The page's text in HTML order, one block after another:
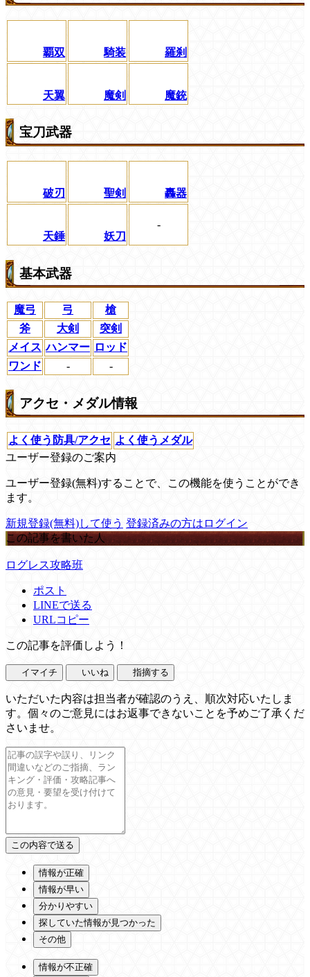
覇双 騎装 羅刹
天翼 魔剣 魔銃
宝刀武器
破刃 聖剣 轟器
天錘 妖刀
-
基本武器
魔弓 弓
槍
斧
大剣
突剣
メイス ハンマー ロッド
ワンド
- -
アクセ・メダル情報
よく使う防具/アクセ よく使うメダル
ユーザー登録のご案内
ユーザー登録(無料)することで、この機能を使うことができ
ます。
新規登録(無料)して使う 登録済みの方はログイン
この記事を書いた人
ログレス攻略班
ポスト
LINEで送る
URLコピー
この記事を評価しよう！
イマイチ いいね 指摘する
いただいた内容は担当者が確認のうえ、順次対応いたしま
す。個々のご意見にはお返事できないことを予めご了承くだ
さいませ。
情報が正確
情報が早い
分かりやすい
探していた情報が見つかった
その他
情報が不正確